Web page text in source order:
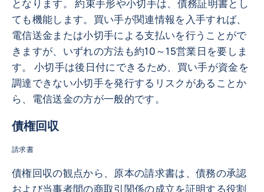
となります。 約束手形や小切手は、債務証明書とし
ても機能します。買い手が関連情報を入手すれば、
電信送金または小切手による支払いを行うことがで
きますが、いずれの方法も約10～15営業日を要しま
す。 小切手は後日付にできるため、買い手が資金を
調達できない小切手を発行するリスクがあることか
ら、電信送金の方が一般的です。
債権回収
請求書
債権回収の観点から、原本の請求書は、債務の承認
および当事者間の商取引関係の成立を証明する役割